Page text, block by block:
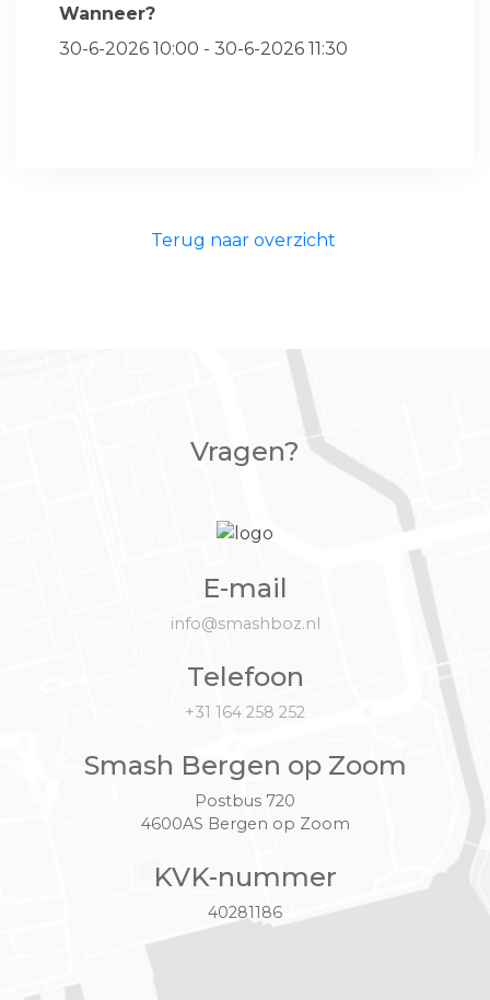
Wanneer?
30-6-2026 10:00 - 30-6-2026 11:30
Terug naar overzicht
Vragen?
E-mail
info@smashboz.nl
Telefoon
+31 164 258 252
Smash Bergen op Zoom
Postbus 720
4600AS Bergen op Zoom
KVK-nummer
40281186